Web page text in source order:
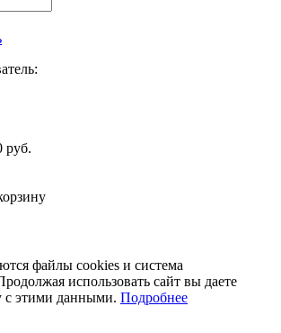
руб.
файлы cookies и система
использовать сайт вы даете
с этими данными. Подробнее